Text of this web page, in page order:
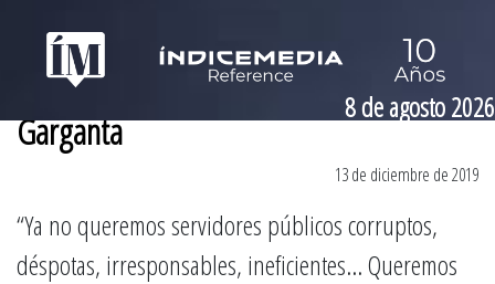
8 de agosto 2026
Garganta
13 de diciembre de 2019
“Ya no queremos servidores públicos corruptos,
déspotas, irresponsables, ineficientes… Queremos